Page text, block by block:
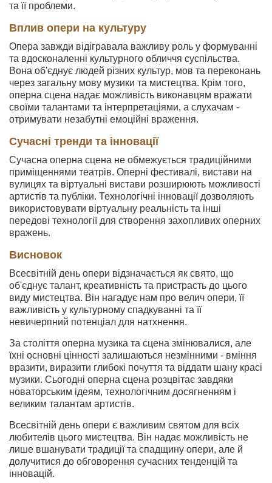
та її проблеми.
Вплив опери на культуру
Опера завжди відігравала важливу роль у формуванні
та вдосконаленні культурного обличчя суспільства.
Вона об'єднує людей різних культур, мов та переконань
через загальну мову музики та мистецтва. Крім того,
оперна сцена надає можливість виконавцям вражати
своїми талантами та інтерпретаціями, а слухачам -
отримувати незабутні емоційні враження.
Сучасні тренди та інновації
Сучасна оперна сцена не обмежується традиційними
приміщеннями театрів. Оперні фестивалі, вистави на
вулицях та віртуальні вистави розширюють можливості
артистів та публіки. Технологічні інновації дозволяють
використовувати віртуальну реальність та інші
передові технології для створення захопливих оперних
вражень.
Висновок
Всесвітній день опери відзначається як свято, що
об'єднує талант, креативність та пристрасть до цього
виду мистецтва. Він нагадує нам про велич опери, її
важливість у культурному спадкуванні та її
невичерпний потенціал для натхнення.
За століття оперна музика та сцена змінювалися, але
їхні основні цінності залишаються незмінними - вміння
вразити, виразити глибокі почуття та віддати шану красі
музики. Сьогодні оперна сцена розцвітає завдяки
новаторським ідеям, технологічним досягненням і
великим талантам артистів.
Всесвітній день опери є важливим святом для всіх
любителів цього мистецтва. Він надає можливість не
лише вшанувати традиції та спадщину опери, але й
долучитися до обговорення сучасних тенденцій та
інновацій.